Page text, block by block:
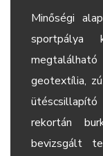
Minőségi
sportpálya
geotextília,
rekortán
bevizsgált